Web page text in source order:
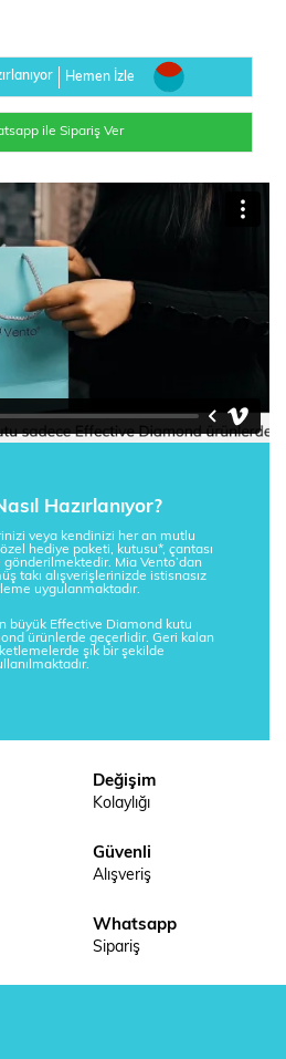
Hemen İzle
ile Sipariş Ver
Hazırlanıyor?
veya kendinizi her an mutlu
hediye paketi, kutusu*, çantası
Mia Vento’dan
takı alışverişlerinizde istisnasız
uygulanmaktadır.
büyük Effective Diamond kutu
ürünlerde geçerlidir. Geri kalan
şık bir şekilde
Değişim
Kolaylığı
Güvenli
Alışveriş
Whatsapp
Sipariş